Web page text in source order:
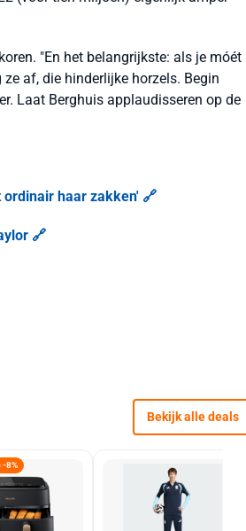
"En het belangrijkste: als je móét
af, die hinderlijke horzels. Begin
Laat Berghuis applaudisseren op de
haar zakken' 🔗
🔗
Bekijk alle deals
-8%